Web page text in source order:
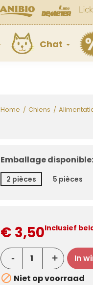
Chat
Home Chiens
Emballage
2 pièces 5 pièces
€ 3,50Inclusief
In
 Niet op voorraad